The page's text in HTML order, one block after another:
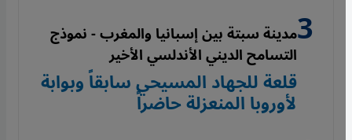
مدينة سبتة بين إسبانيا والمغرب - نموذج
التسامح الديني الأندلسي الأخير
قلعة للجهاد المسيحي سابقاً وبوابة
لأوروبا المنعزلة حاضراً